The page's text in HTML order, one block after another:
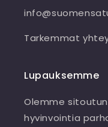
Tarkemmat
Lupauksemme
Olemme
hyvinvointia